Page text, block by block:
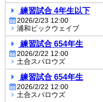
練習試合 4年生以下
2026/2/23 12:00
浦和ビックウェイブ
練習試合 654年生
2026/2/22 12:00
土合スパロウズ
練習試合 654年生
2026/2/22 12:00
土合スパロウズ